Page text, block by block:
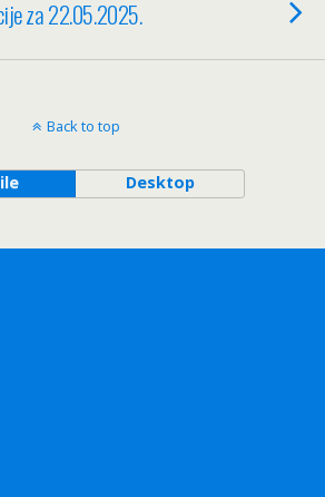
za 22.05.2025.
Back to top
Desktop